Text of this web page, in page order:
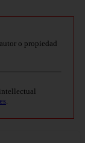
o propiedad